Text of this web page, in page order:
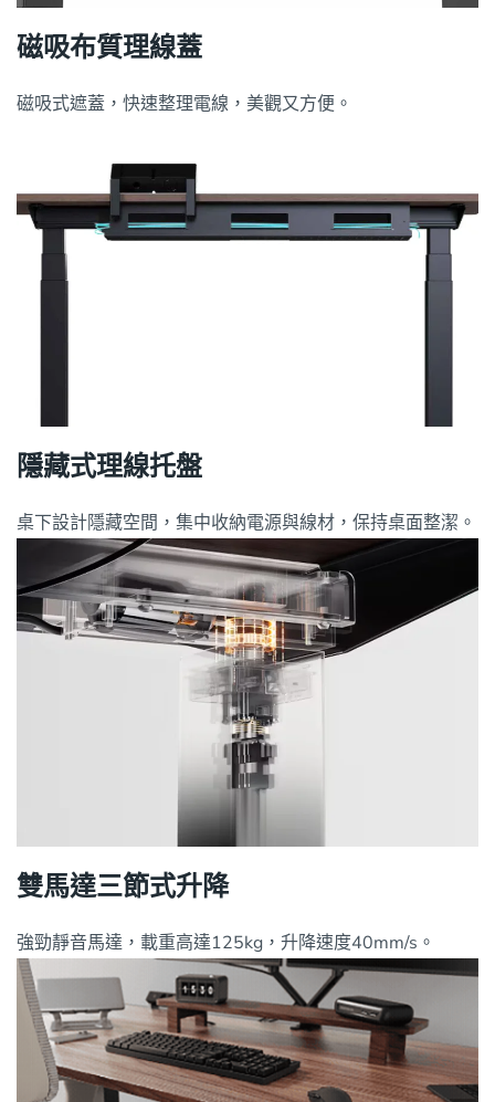
磁吸布質理線蓋
磁吸式遮蓋，快速整理電線，美觀又方便。
隱藏式理線托盤
桌下設計隱藏空間，集中收納電源與線材，保持桌面整潔。
雙馬達三節式升降
強勁靜音馬達，載重高達125kg，升降速度40mm/s。